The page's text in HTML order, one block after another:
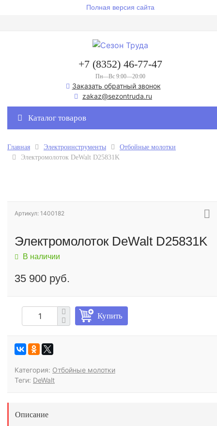
Полная версия сайта
+7 (8352) 46-77-47
Пн—Вс 9:00—20:00
Заказать обратный звонок
zakaz@sezontruda.ru
Каталог товаров
Главная Электроинструменты
Отбойные молотки
Электромолоток DeWalt D25831K
Артикул: 1400182
Электромолоток DeWalt D25831K
В наличии
35 900 руб.
Купить
Категория: Отбойные молотки
Теги: DeWalt
Описание